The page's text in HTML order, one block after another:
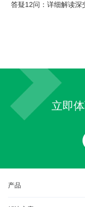
答疑12问：详细解读深
立即
产品